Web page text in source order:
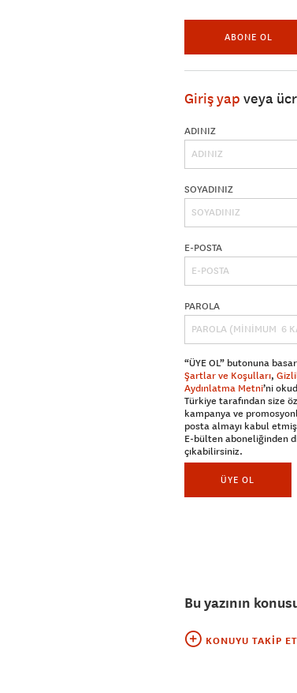
ABONE OL
Giriş yap veya
ADINIZ
SOYADINIZ
E-POSTA
PAROLA
“ÜYE OL” butonuna
Şartlar ve Koşulları,
Aydınlatma Metni’ni
Türkiye tarafından size
kampanya ve
posta almayı kabul etmiş
E-bülten aboneliğinden
çıkabilirsiniz.
ÜYE OL
Bu yazının
KONUYU TAKIP ET